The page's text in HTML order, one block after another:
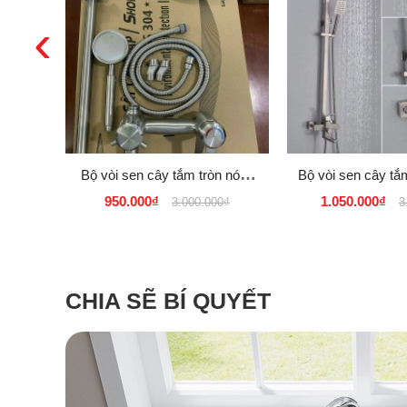
Bộ vòi sen cây tắm tròn nóng
lạnh Inox SUS 304 Tăng Áp
950.000₫ 3.000.000₫
Bộ vòi sen cây
lạnh vuông Inox
1.050.000₫
‹
CHIA SẼ BÍ QUYẾT